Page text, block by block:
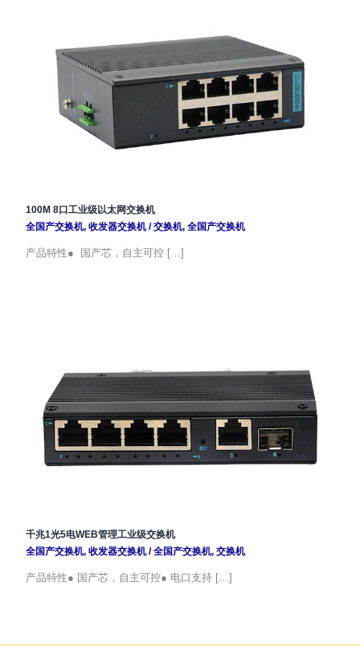
100M 8口工业级以太网交换机
全国产交换机, 收发器交换机/交换机, 全国产交换机
产品特性● 国产芯，自主可控 […]
千兆1光5电WEB管理工业级交换机
全国产交换机, 收发器交换机/全国产交换机, 交换机
产品特性● 国产芯，自主可控● 电口支持 […]